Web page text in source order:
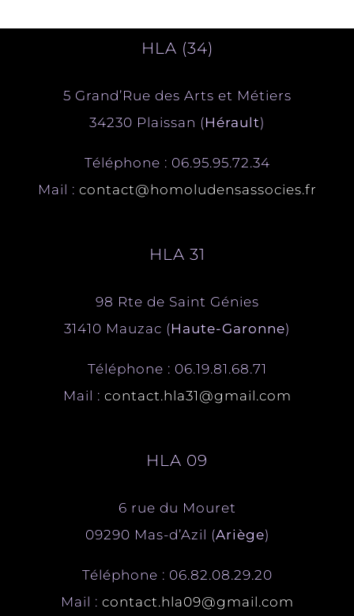
HLA (34)
5 Grand’Rue des Arts et Métiers
34230 Plaissan (Hérault)
Téléphone : 06.95.95.72.34
Mail : contact@homoludensassocies.fr
HLA 31
98 Rte de Saint Génies
31410 Mauzac (Haute-Garonne)
Téléphone : 06.19.81.68.71
Mail : contact.hla31@gmail.com
HLA 09
6 rue du Mouret
09290 Mas-d’Azil (Ariège)
Téléphone : 06.82.08.29.20
Mail : contact.hla09@gmail.com